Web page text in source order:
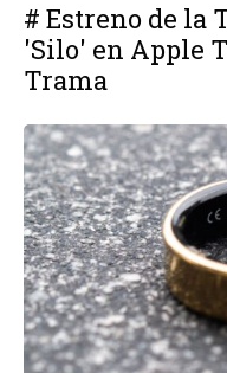
# Estreno de la
'Silo' en Apple
Trama